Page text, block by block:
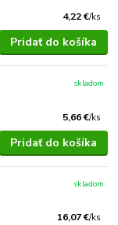
4,22 €/ks
Pridať do košíka
5,66 €/ks
skladom
Pridať do košíka
16,07 €/ks
skladom